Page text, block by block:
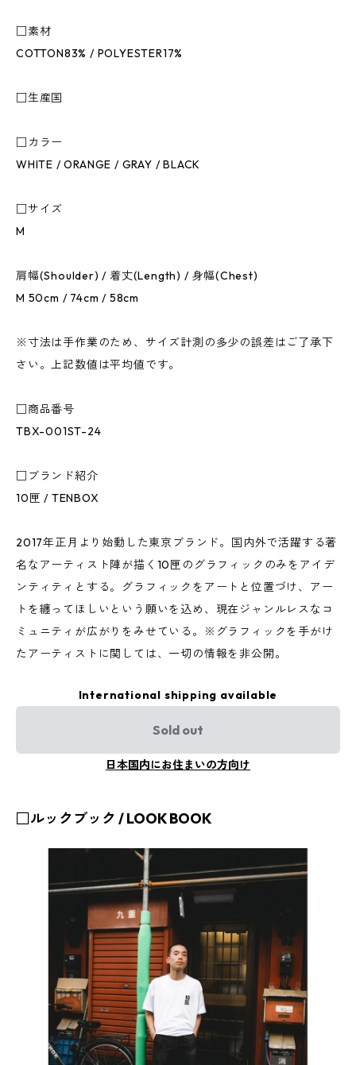
□素材
COTTON83% / POLYESTER17%
□生産国
□カラー
WHITE / ORANGE / GRAY / BLACK
□サイズ
M
肩幅(Shoulder) / 着丈(Length) / 身幅(Chest)
M 50cm / 74cm / 58cm
※寸法は手作業のため、サイズ計測の多少の誤差はご了承下
さい。上記数値は平均値です。
□商品番号
TBX-001ST-24
□ブランド紹介
10匣 / TENBOX
2017年正月より始動した東京ブランド。国内外で活躍する著
名なアーティスト陣が描く10匣のグラフィックのみをアイデ
ンティティとする。グラフィックをアートと位置づけ、アー
トを纏ってほしいという願いを込め、現在ジャンルレスなコ
ミュニティが広がりをみせている。※グラフィックを手がけ
たアーティストに関しては、一切の情報を非公開。
International shipping available
Sold out
日本国内にお住まいの方向け
□ルックブック / LOOK BOOK